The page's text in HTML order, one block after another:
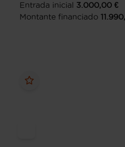
Entrada inicial 3.000,00 €
Montante financiado